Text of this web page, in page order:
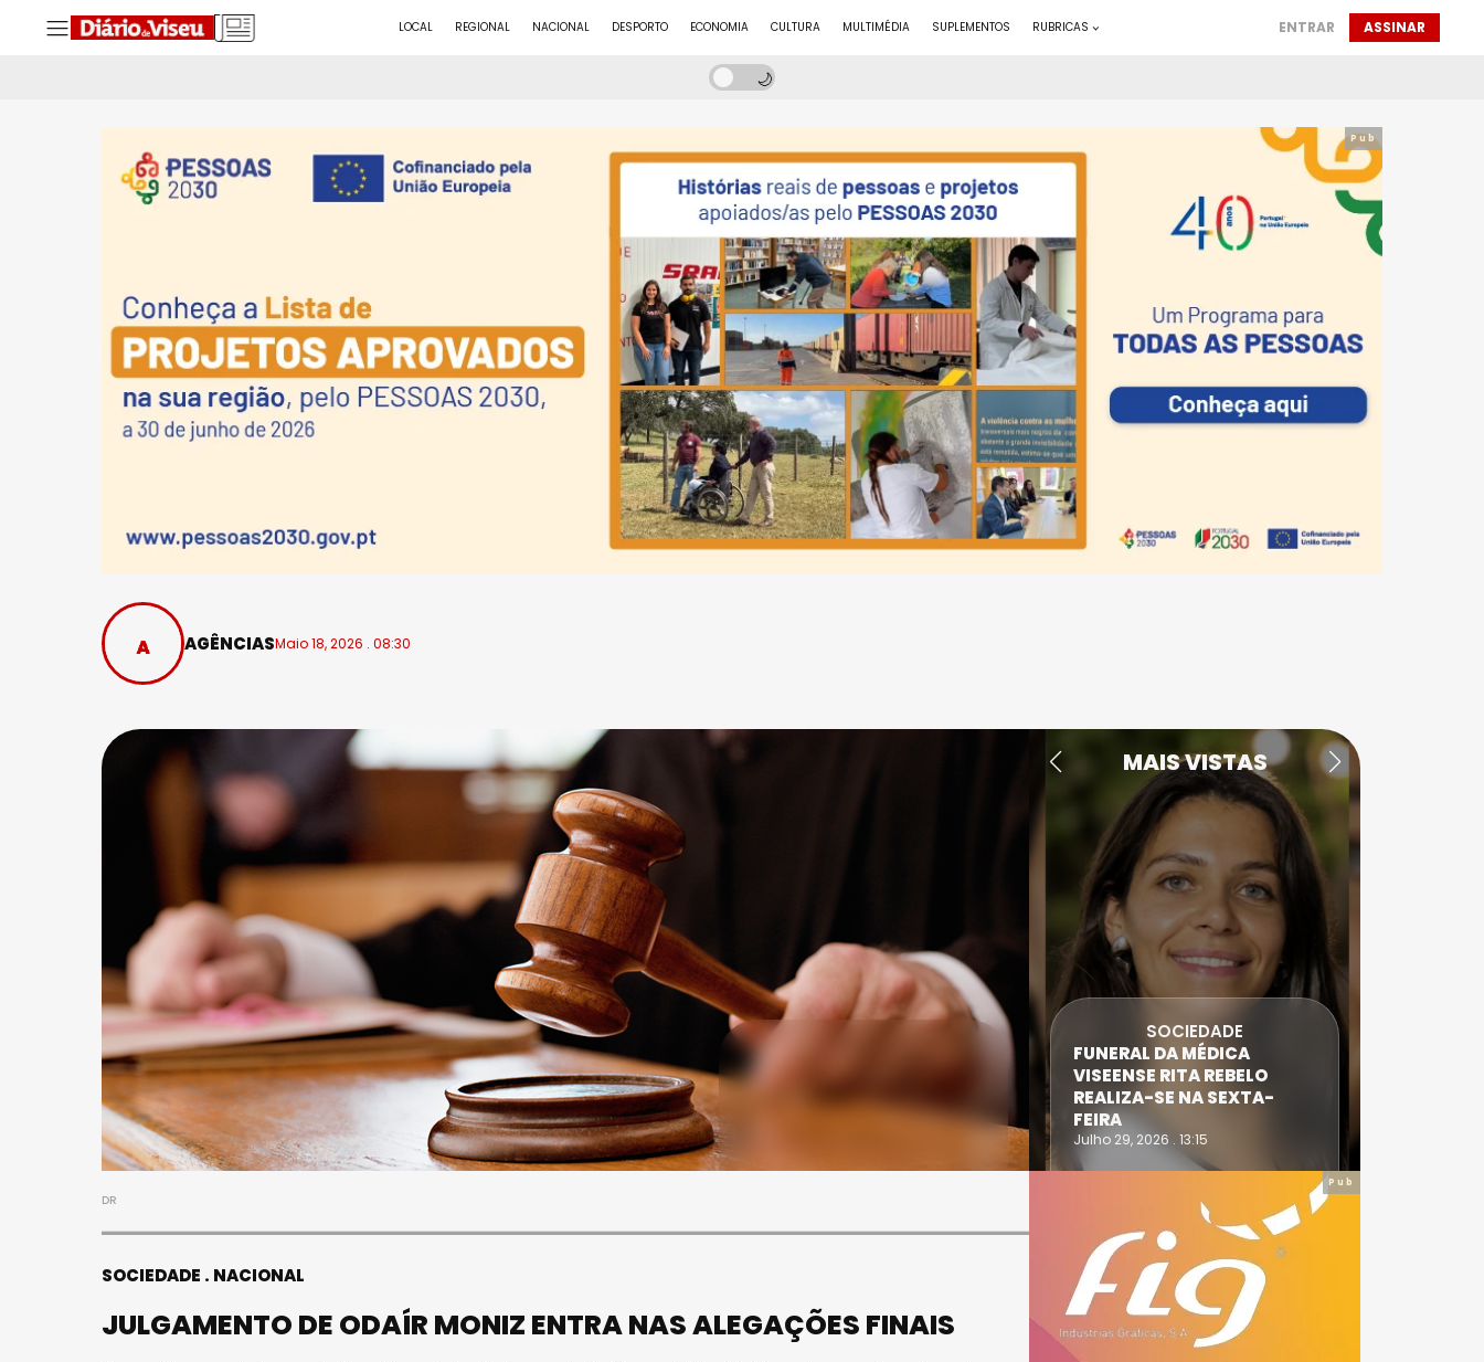
LOCAL REGIONAL NACIONAL DESPORTO ECONOMIA CULTURA MULTIMÉDIA SUPLEMENTOS RUBRICAS ENTRAR ASSINAR
Pub
AGÊNCIASMaio 18, 2026 . 08:30
DR
SOCIEDADE NACIONAL
JULGAMENTO DE ODAÍR MONIZ ENTRA NAS ALEGAÇÕES FINAIS
MAIS VISTAS
FALECEU PAULA ALMEIDA,
JOVEM ENFERMEIRA NO
HOSPITAL DE VISEU
SOCIEDADE
FUNERAL DA MÉDICA
VISEENSE RITA REBELO
REALIZA-SE NA SEXTA-
FEIRA
Julho 29, 2026 . 13:15
Pub